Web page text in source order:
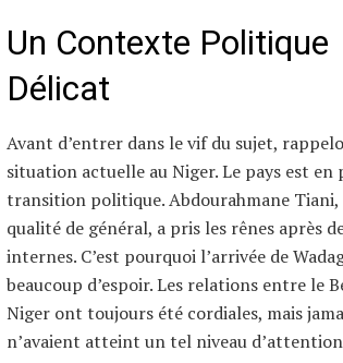
Un Contexte Politique
Délicat
Avant d’entrer dans le vif du sujet,
situation actuelle au Niger. Le pays est en
transition politique. Abdourahmane Tiani,
qualité de général, a pris les rênes après
internes. C’est pourquoi l’arrivée de
beaucoup d’espoir. Les relations entre le
Niger ont toujours été cordiales, mais
n’avaient atteint un tel niveau